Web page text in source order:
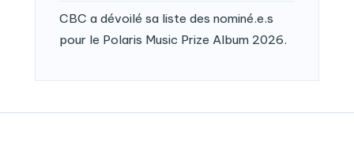
CBC a dévoilé sa liste des nominé.e.s
pour le Polaris Music Prize Album 2026.